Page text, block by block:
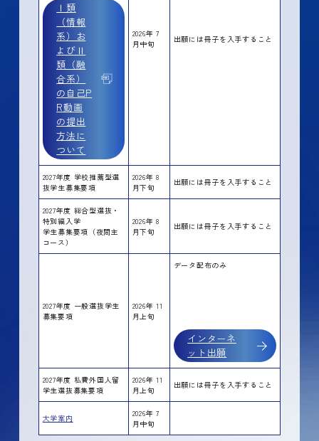
Ⅰ類
（情報
系）お
よびⅡ
類（融
合系）
の自己P
R動画
の提出
方法に
ついて
2026年 7
月中旬
出願には冊子を入手すること
2027年度 学校推薦型選
抜学生募集要項
2026年 8
月下旬
出願には冊子を入手すること
2027年度 総合型選抜・
特別編入学
学生募集要項（夜間主
コース）
2026年 8
月下旬
出願には冊子を入手すること
2027年度 一般選抜学生
募集要項
2026年 11
月上旬
データ配布のみ
インターネ
ット出願
2027年度 私費外国人留
学生選抜募集要項
2026年 11
月上旬
出願には冊子を入手すること
大学案内
2026年 7
月中旬